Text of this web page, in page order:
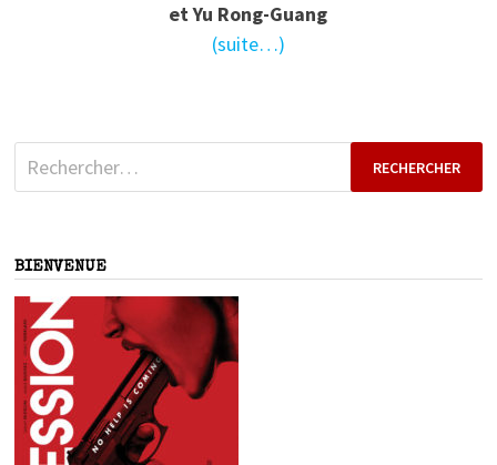
et Yu Rong-Guang
(suite…)
Rechercher :
BIENVENUE